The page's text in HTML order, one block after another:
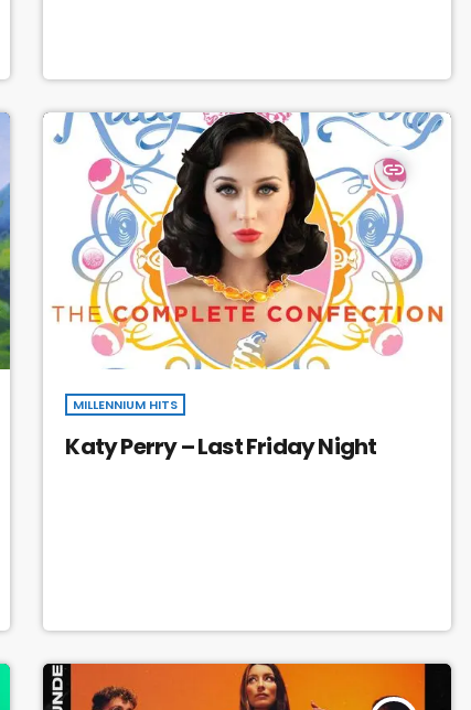
insert_link
MILLENNIUM HITS
Katy Perry – Last Friday Night